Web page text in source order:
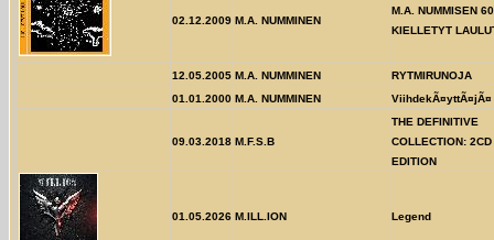
02.12.2009 M.A. NUMMINEN
M.A. NUMMISEN
KIELLETYT
12.05.2005 M.A. NUMMINEN
RYTMIRUNOJA
01.01.2000 M.A. NUMMINEN ViihdekÃ¤yttÃ¤jÃ¤
09.03.2018 M.F.S.B
THE DEFINITIVE
COLLECTION:
EDITION
01.05.2026 M.ILL.ION Legend